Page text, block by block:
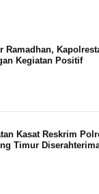
Ramadhan,
Kegiatan Positif
Kasat Reskrim
Timur